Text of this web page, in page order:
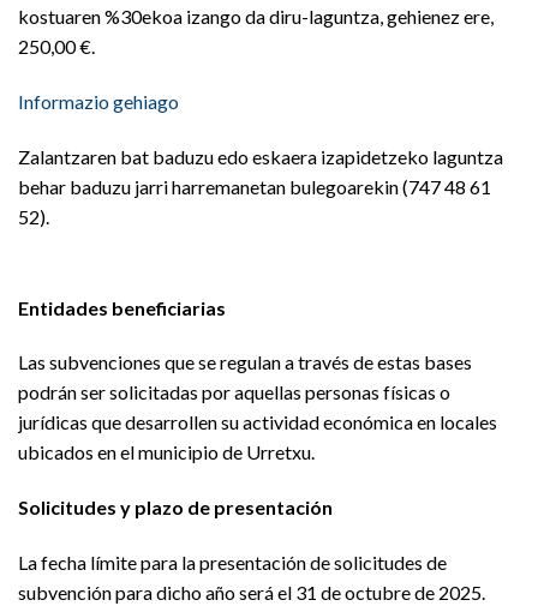
kostuaren %30ekoa izango da diru-laguntza, gehienez ere,
250,00 €.
Informazio gehiago
Zalantzaren bat baduzu edo eskaera izapidetzeko laguntza
behar baduzu jarri harremanetan bulegoarekin (747 48 61
52).
Entidades beneficiarias
Las subvenciones que se regulan a través de estas bases
podrán ser solicitadas por aquellas personas físicas o
jurídicas que desarrollen su actividad económica en locales
ubicados en el municipio de Urretxu.
Solicitudes y plazo de presentación
La fecha límite para la presentación de solicitudes de
subvención para dicho año será el 31 de octubre de 2025.